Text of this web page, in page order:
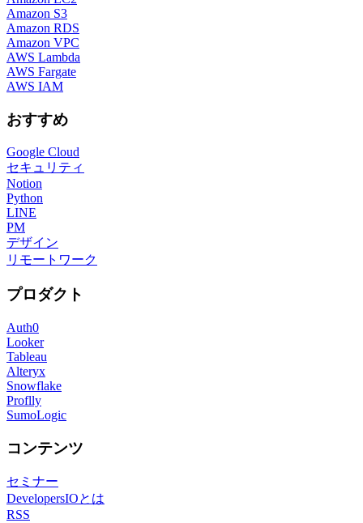
Amazon S3
Amazon RDS
Amazon VPC
AWS Lambda
AWS Fargate
AWS IAM
おすすめ
Google Cloud
セキュリティ
Notion
Python
LINE
PM
デザイン
リモートワーク
プロダクト
Auth0
Looker
Tableau
Alteryx
Snowflake
Proflly
SumoLogic
コンテンツ
セミナー
DevelopersIOとは
RSS